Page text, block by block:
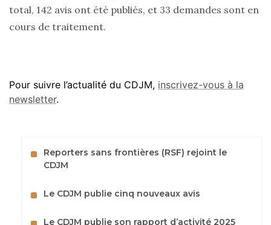
total, 142 avis ont été publiés, et 33 demandes sont en
cours de traitement.
Pour suivre l’actualité du CDJM, inscrivez-vous à la
newsletter.
Reporters sans frontières (RSF) rejoint le
CDJM
Le CDJM publie cinq nouveaux avis
Le CDJM publie son rapport d’activité 2025